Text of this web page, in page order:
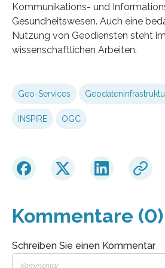
Kommunikations- und
Gesundheitswesen. Auch eine
Nutzung von Geodiensten steht
wissenschaftlichen Arbeiten.
Geo-Services
INSPIRE OGC
Kommentare (0)
Schreiben Sie einen Kommentar